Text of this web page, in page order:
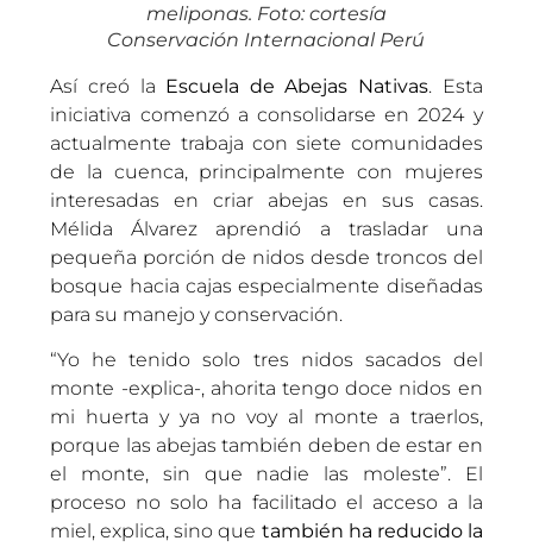
meliponas. Foto: cortesía
Conservación Internacional Perú
Así creó la Escuela de Abejas Nativas. Esta
iniciativa comenzó a consolidarse en 2024 y
actualmente trabaja con siete comunidades
de la cuenca, principalmente con mujeres
interesadas en criar abejas en sus casas.
Mélida Álvarez aprendió a trasladar una
pequeña porción de nidos desde troncos del
bosque hacia cajas especialmente diseñadas
para su manejo y conservación.
“Yo he tenido solo tres nidos sacados del
monte -explica-, ahorita tengo doce nidos en
mi huerta y ya no voy al monte a traerlos,
porque las abejas también deben de estar en
el monte, sin que nadie las moleste”. El
proceso no solo ha facilitado el acceso a la
miel, explica, sino que también ha reducido la